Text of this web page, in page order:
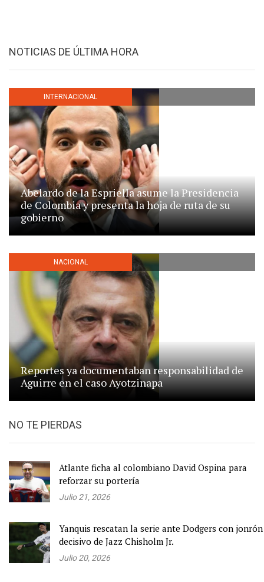
NOTICIAS DE ÚLTIMA HORA
INTERNACIONAL
Abelardo de la Espriella asume la Presidencia
de Colombia y presenta la hoja de ruta de su
gobierno
NACIONAL
Reportes ya documentaban responsabilidad de
Aguirre en el caso Ayotzinapa
NO TE PIERDAS
Atlante ficha al colombiano David Ospina para
reforzar su portería
Julio 21, 2026
Yanquis rescatan la serie ante Dodgers con jonrón
decisivo de Jazz Chisholm Jr.
Julio 20, 2026